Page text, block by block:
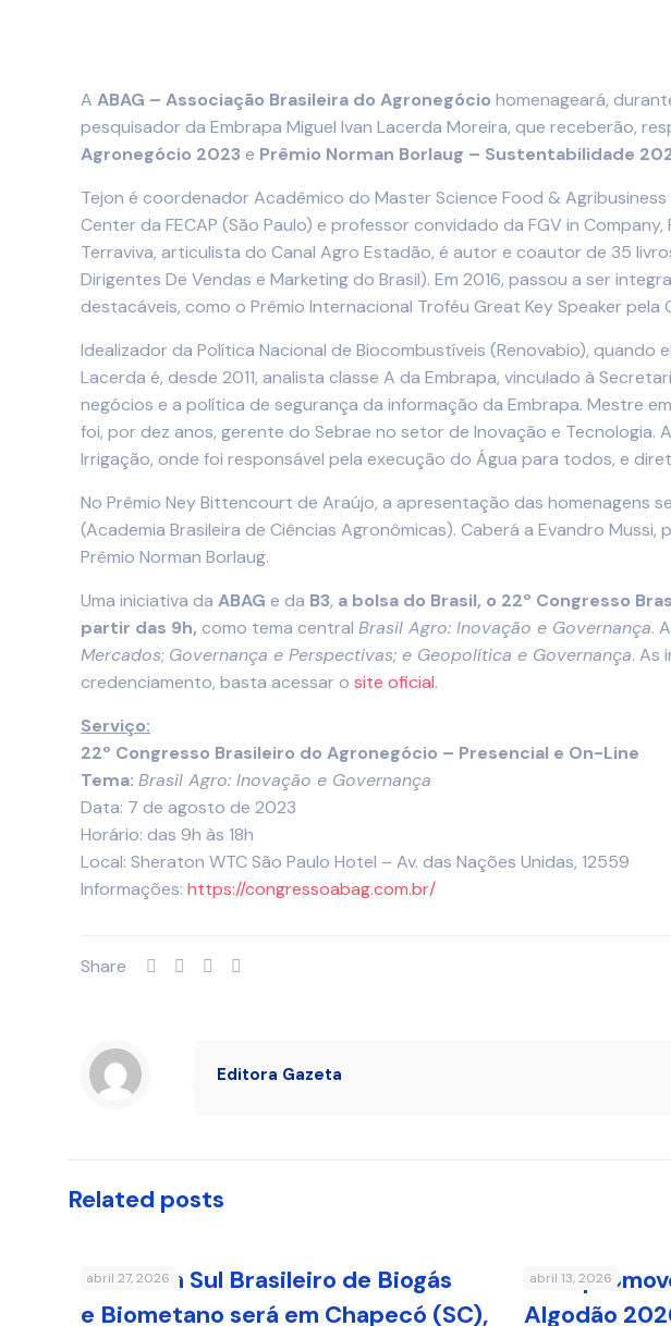
AABAG – Associação Brasileira do Agronegócio homenageará,
pesquisador da Embrapa Miguel Ivan Lacerda Moreira, que receberão,
Agronegócio 2023 e Prêmio Norman Borlaug – Sustentabilidade
Tejon é coordenador Acadêmico do Master Science Food &
Center da FECAP (São Paulo) e professor convidado da FGV in
Terraviva, articulista do Canal Agro Estadão, é autor e coautor de 35
Dirigentes De Vendas e Marketing do Brasil). Em 2016, passou a ser
destacáveis, como o Prêmio Internacional Troféu Great Key Speaker
Idealizador da Política Nacional de Biocombustíveis (Renovabio),
Lacerda é, desde 2011, analista classe A da Embrapa, vinculado à
negócios e a política de segurança da informação da Embrapa. Mestre
foi, por dez anos, gerente do Sebrae no setor de Inovação e
Irrigação, onde foi responsável pela execução do Água para todos, e
No Prêmio Ney Bittencourt de Araújo, a apresentação das homenagens
(Academia Brasileira de Ciências Agronômicas). Caberá a Evandro
Prêmio Norman Borlaug.
Uma iniciativa daABAGe da B3, a bolsa do Brasil, o 22º Congresso
partir das 9h,como tema centralBrasil Agro: Inovação e Governança.
Mercados; Governança e Perspectivas; e Geopolítica e Governança. As
credenciamento, basta acessar osite oficial.
Serviço:
22º Congresso Brasileiro do Agronegócio – Presencial e On-Line
Tema:Brasil Agro: Inovação e Governança
Data: 7 de agosto de 2023
Horário: das 9h às 18h
Local: Sheraton WTC São Paulo Hotel – Av. das Nações Unidas, 12559
Informações:https://congressoabag.com.br/
Share
Editora Gazeta
Related posts
abril 27, 2026
9º Fórum Sul Brasileiro de Biogás
e Biometano será em Chapecó (SC),
abril 13, 2026
FMC
Algodão